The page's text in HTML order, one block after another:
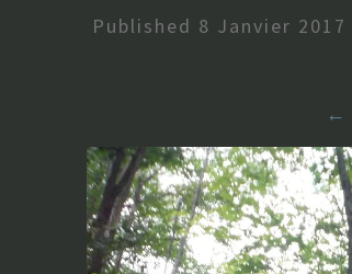
Published 8 Janvier 2017
←